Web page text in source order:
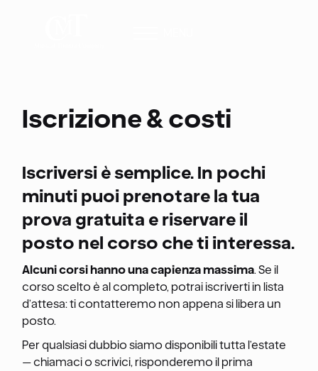
Iscrizione & costi
Iscriversi è semplice. In pochi
minuti puoi prenotare la tua
prova gratuita e riservare il
posto nel corso che ti interessa.
Alcuni corsi hanno una capienza massima. Se il
corso scelto è al completo, potrai iscriverti in lista
d’attesa: ti contatteremo non appena si libera un
posto.
Per qualsiasi dubbio siamo disponibili tutta l’estate
— chiamaci o scrivici, risponderemo il prima